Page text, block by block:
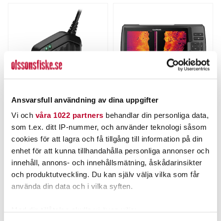
Ansvarsfull användning av dina uppgifter
Vi och våra 1022 partners behandlar din personliga data,
som t.ex. ditt IP-nummer, och använder teknologi såsom
cookies för att lagra och få tillgång till information på din
enhet för att kunna tillhandahålla personliga annonser och
innehåll, annons- och innehållsmätning, åskådarinsikter
och produktutveckling. Du kan själv välja vilka som får
använda din data och i vilka syften.
Garmin LiveScope™ 2 HD-
givare LVS42HD
Nuvarande pris:
22 995,00 krTidigare pris:
26 399,00 kr
22 995,00 kr
26 399,00 kr
BESTÄLLNINGSVARA
LÄGG I VARUKORGEN
Garmin STRIKER Vivid 9sv
med GT52-givare - ekolod
Nuvarande pris:
5 849,00 kr Tidigare pris:
8 049,00 kr
5 849,00 kr
8 049,00 kr
FLER ÄN 6 ST KVAR